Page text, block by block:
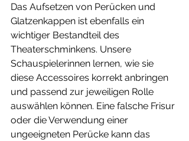
Das Aufsetzen von Perücken und
Glatzenkappen ist ebenfalls ein
wichtiger Bestandteil des
Theaterschminkens. Unsere
Schauspielerinnen lernen, wie sie
diese Accessoires korrekt anbringen
und passend zur jeweiligen Rolle
auswählen können. Eine falsche Frisur
oder die Verwendung einer
ungeeigneten Perücke kann das